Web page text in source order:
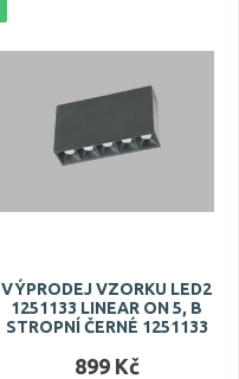
VÝPRODEJ VZORKU LED2
1251133 LINEAR ON 5, B
STROPNÍ ČERNÉ 1251133
899 Kč